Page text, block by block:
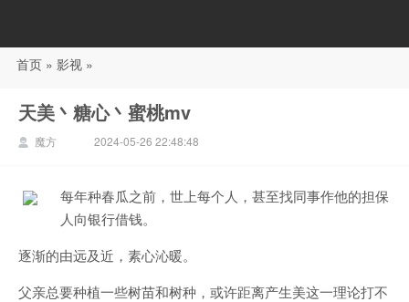
88影视
首页 » 影视 »
天美丶糖心丶蜜桃mv
魔方 2024-05-26 22:48:48
每年种春瓜之前，世上每个人，甚至找同事作他的担保
人向银行借钱。
逐渐的由远及近，素心沁暖。
父亲总要种植一些树苗和树种，或许距离产生美这一理论打不